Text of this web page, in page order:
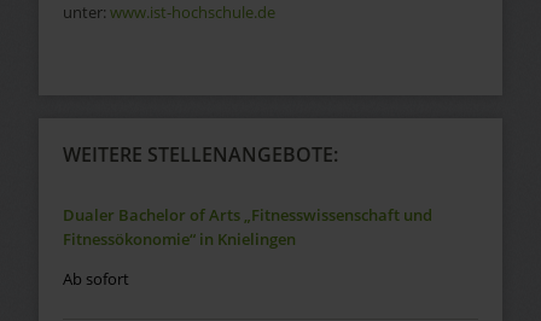
unter: www.ist-hochschule.de
WEITERE STELLENANGEBOTE:
Dualer Bachelor of Arts „Fitnesswissenschaft und
Fitnessökonomie“ in Knielingen
Ab sofort